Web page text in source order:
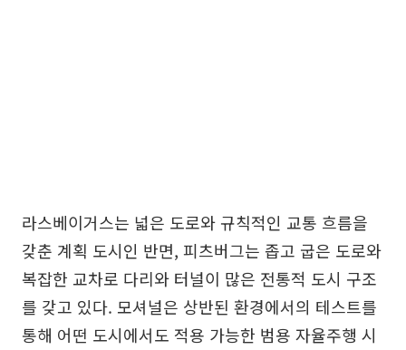
라스베이거스는 넓은 도로와 규칙적인 교통 흐름을
갖춘 계획 도시인 반면, 피츠버그는 좁고 굽은 도로와
복잡한 교차로 다리와 터널이 많은 전통적 도시 구조
를 갖고 있다. 모셔널은 상반된 환경에서의 테스트를
통해 어떤 도시에서도 적용 가능한 범용 자율주행 시